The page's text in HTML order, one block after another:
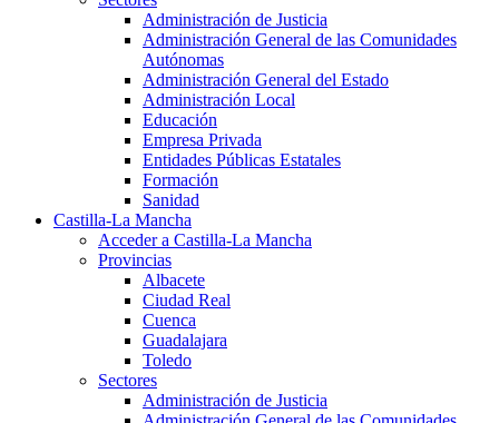
Administración de Justicia
Administración General de las Comunidades
Autónomas
Administración General del Estado
Administración Local
Educación
Empresa Privada
Entidades Públicas Estatales
Formación
Sanidad
Castilla-La Mancha
Acceder a Castilla-La Mancha
Provincias
Albacete
Ciudad Real
Cuenca
Guadalajara
Toledo
Sectores
Administración de Justicia